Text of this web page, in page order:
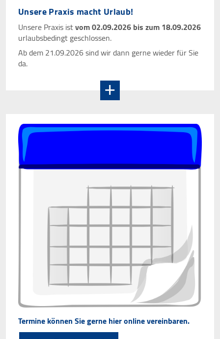
Unsere Praxis macht Urlaub!
Unsere Praxis istvom 02.09.2026 bis zum 18.09.2026
urlaubsbedingt geschlossen.
Ab dem 21.09.2026 sind wir dann gerne wieder für Sie
da.
Termine können Sie gerne hier online vereinbaren.
Name:
"_ga", "_ga_QS684SRPS1"
Anbieter:
Google Irland Limited, Gordon House, Barrow
Der Google Tag Manager bindet Tracking- oder
werden IP-Adressen und Verkehrsdaten auch an
Google-Server in den USA übertragen.
2 Jahre
EXTERNE MEDIEN
Inhalte von Videoplattformen und Social Media
Plattformen werden standardmäßig blockiert.
Wenn Cookies von externen Medien akzeptiert
werden, bedarf der Zugriff auf diese Inhalte keiner
YouTube